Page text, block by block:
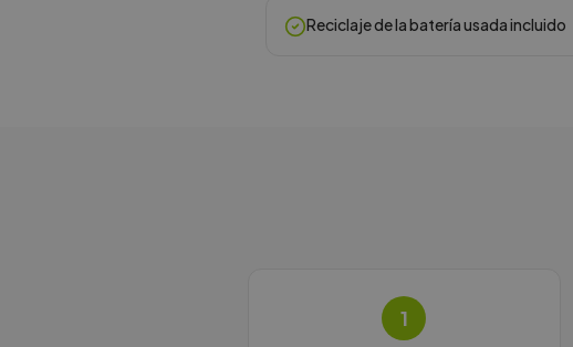
Reciclaje de la batería usada incluido
1